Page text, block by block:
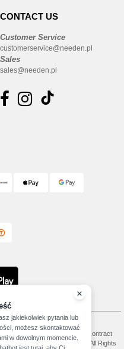
CONTACT US
Customer Service
customerservice@needen.pl
Sales
sales@needen.pl
i Zasadami
General Contract
Copyright 2026 needen.pl - All Rights
jakiekolwiek pytania lub
możesz skontaktować
w dowolnym momencie.